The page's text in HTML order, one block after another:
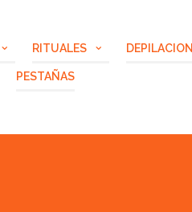
RITUALES DEPILACION
PESTAÑAS